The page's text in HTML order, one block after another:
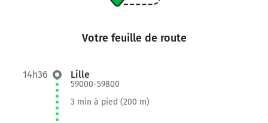
Votre feuille de route
14h36 Lille
59000-59800
3 min à pied (200 m)